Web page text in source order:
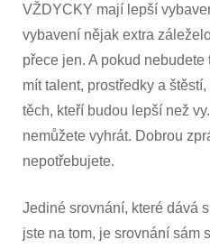
VŽDYCKY mají lepší
vybavení nějak extra
přece jen. A pokud
mít talent, prostředky a
těch, kteří budou lepší než
nemůžete vyhrát. Dobrou
nepotřebujete.
Jediné srovnání, které dává
jste na tom, je srovnání sám